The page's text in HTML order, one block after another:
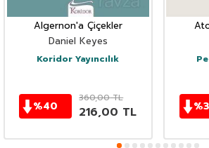
Algernon'a Çiçekler
Daniel Keyes
Koridor Yayıncılık
%40
360,00TL
216,00 TL %